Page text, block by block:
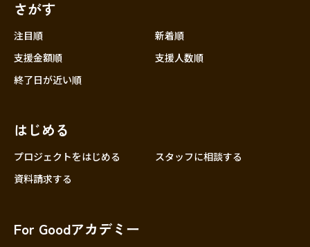
中国
さがす
注目順
新着順
支援金額順
支援人数順
終了日が近い順
はじめる
プロジェクトをはじめる
スタッフに相談する
資料請求する
For Goodアカデミー